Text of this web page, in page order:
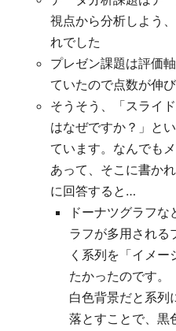
視点から分析しよう
れでした
プレゼン課題は評価
ていたので点数が伸
そうそう、「スライ
はなぜですか？」と
ています。なんでも
あって、そこに書か
に回答すると…
ドーナツグラフ
ラフが多用される
く系列を「イメ
たかったのです。
白色背景だと系列
落とすことで、黒